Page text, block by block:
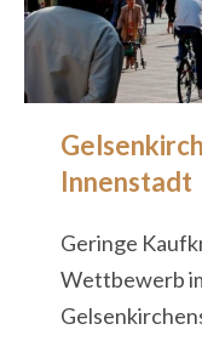
Innenstadt
Geringe
Wettbewerb